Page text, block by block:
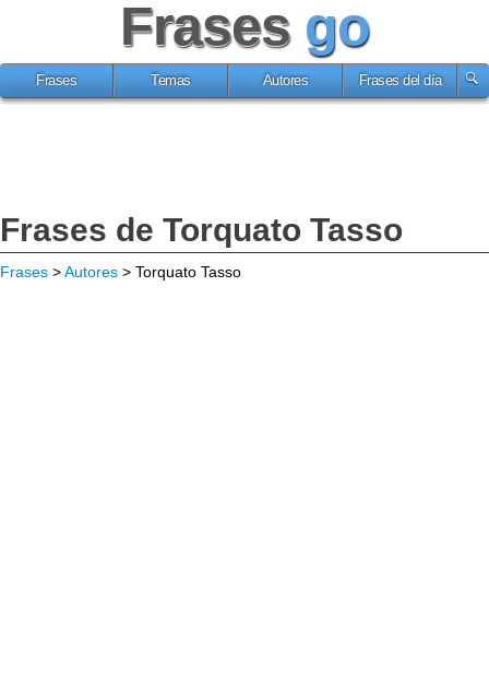
Frases go
Frases Temas Autores Frases del día
Frases de Torquato Tasso
Frases >Autores > Torquato Tasso